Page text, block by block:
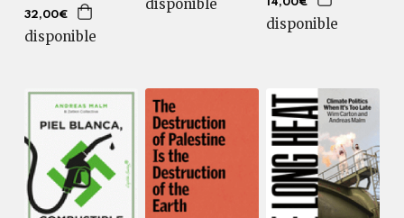
32,00€
disponible
disponible 14,00€
disponible